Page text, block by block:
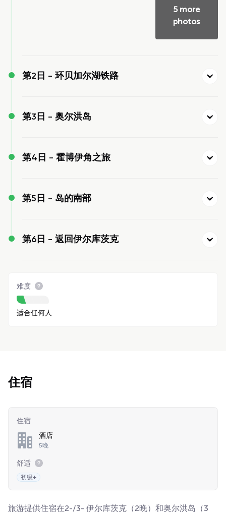
5 more
photos
第2日 - 环贝加尔湖铁路
第3日 - 奥尔洪岛
第4日 - 霍博伊角之旅
第5日 - 岛的南部
第6日 - 返回伊尔库茨克
难度
适合任何人
住宿
住宿
酒店
5晚
舒适
初级+
旅游提供住宿在2-/3- 伊尔库茨克（2晚）和奥尔洪岛（3